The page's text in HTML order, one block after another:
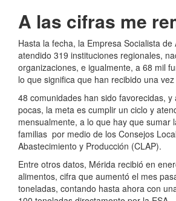
A las cifras me
Hasta la fecha, la Empresa Socialista de
atendido 319 instituciones regionales,
organizaciones, e igualmente, a 68 mil
lo que significa que han recibido una
48 comunidades han sido favorecidas, y
pocas, la meta es cumplir un ciclo y
mensualmente, a lo que hay que sumar
familias por medio de los Consejos
Abastecimiento y Producción (CLAP).
Entre otros datos, Mérida recibió en
alimentos, cifra que aumentó el mes
toneladas, contando hasta ahora con